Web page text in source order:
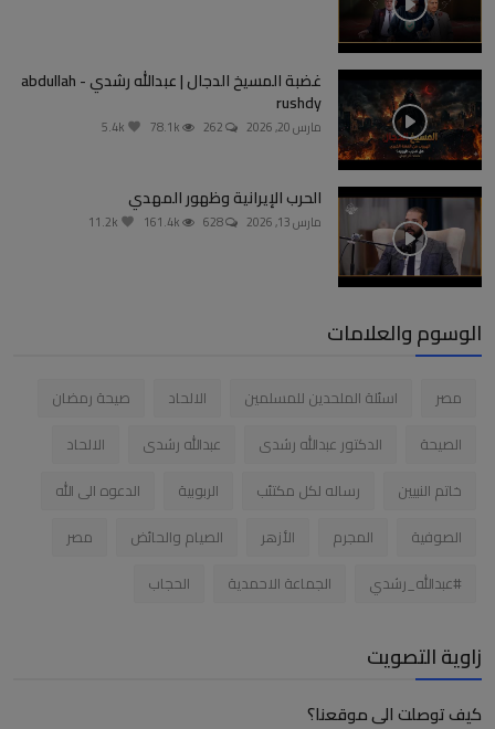
غضبة المسيخ الدجال | عبدالله رشدي - abdullah
rushdy
مارس 20, 2026
الحرب الإيرانية وظهور المهدي
مارس 13, 2026
الوسوم والعلامات
مصر اسئلة الملحدين للمسلمين الالحاد
صيحة رمضان
الصيحة
الدكتور عبدالله رشدى عبدالله رشدى
الالحاد
خاتم النبيين
رساله لكل مكتئب الربوبية
الدعوه الى الله
الصوفية
المجرم الأزهر الصيام والحائض
مصر
#عبدالله_رشدي
الجماعة الاحمدية الحجاب
زاوية التصويت
كيف توصلت الى موقعنا؟